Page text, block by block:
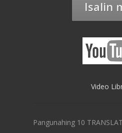
Isalin
Video
Pangunahing 10